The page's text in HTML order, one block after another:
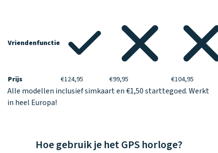
Vriendenfunctie
Prijs €124,95 €99,95 €104,95
Alle modellen inclusief simkaart en €1,50 starttegoed. Werkt
in heel Europa!
Hoe gebruik je het GPS horloge?